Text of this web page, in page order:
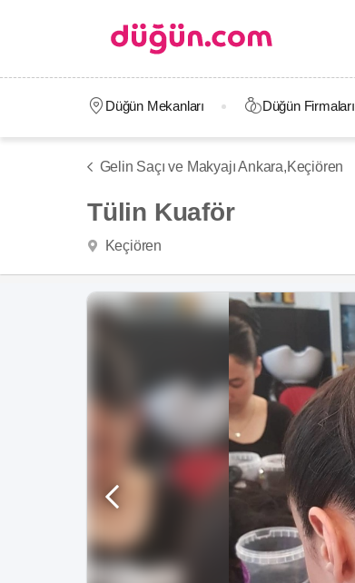
Düğün Mekanları Düğün Firmaları
Gelin Saçı ve Makyajı Ankara,Keçiören
Tülin Kuaför
Keçiören